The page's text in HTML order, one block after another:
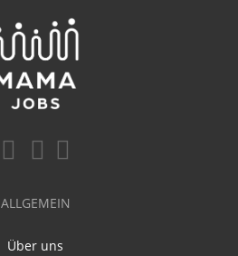
ALLGEMEIN
Über uns